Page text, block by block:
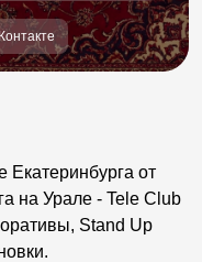
Екатеринбурга от
на Урале - Tele Club
Stand Up